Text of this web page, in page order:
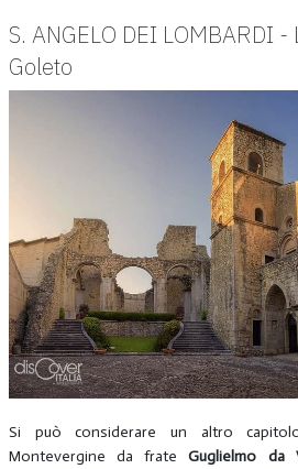
S. ANGELO DEI LOMBARDI -
Goleto
Si può considerare un altro
Montevergine da frateGuglielmo da